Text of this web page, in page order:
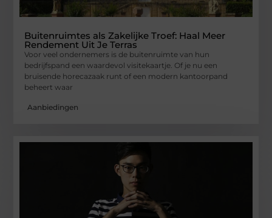
Buitenruimtes als Zakelijke Troef: Haal Meer
Rendement Uit Je Terras
Voor veel ondernemers is de buitenruimte van hun
bedrijfspand een waardevol visitekaartje. Of je nu een
bruisende horecazaak runt of een modern kantoorpand
beheert waar
Aanbiedingen